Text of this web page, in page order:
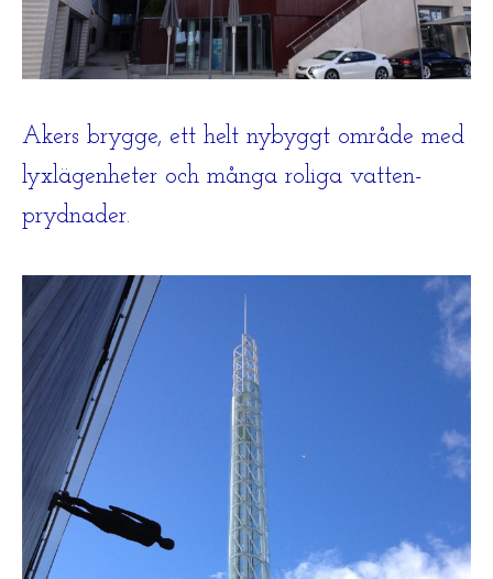
Akers brygge, ett helt nybyggt område med
lyxlägenheter och många roliga vatten-
prydnader.